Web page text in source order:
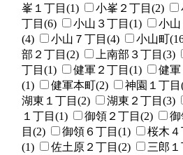
峯１丁目(1)
小峯２丁目(2)
丁目(6)
小山３丁目(1) 小山
(4)
小山７丁目(4) 小山町
部２丁目(2)
上南部３丁目(3)
丁目(1)
健軍２丁目(1) 健軍
(1)
健軍本町(2) 神園１丁目
湖東１丁目(2)
湖東２丁目(3)
１丁目(1)
御領２丁目(2) 御
目(2)
御領６丁目(1) 桜木４
(1)
佐土原２丁目(2) 三郎